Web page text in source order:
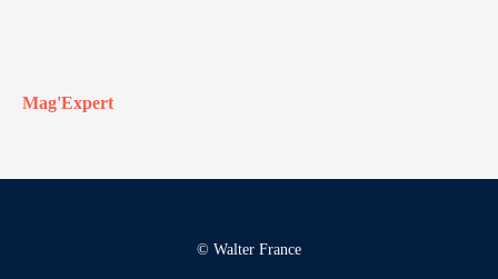
Mag'Expert
© Walter France